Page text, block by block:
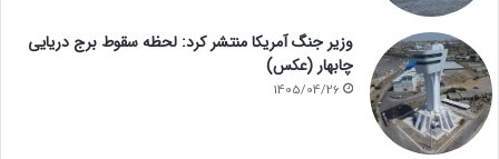
وزیر جنگ آمریکا منتشر کرد: لحظه سقوط برج دریایی
چابهار (عکس)
1405/04/26